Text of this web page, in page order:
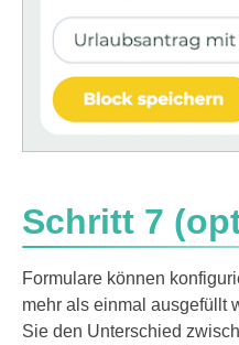
Schritt 7
Formulare können
mehr als einmal ausgefüllt
Sie den Unterschied